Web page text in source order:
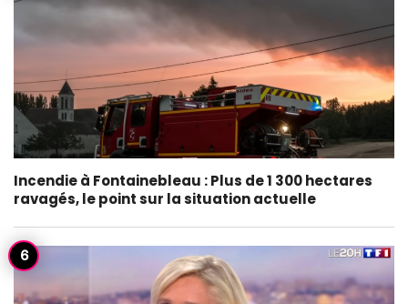
Incendie à Fontainebleau : Plus de 1 300 hectares
ravagés, le point sur la situation actuelle